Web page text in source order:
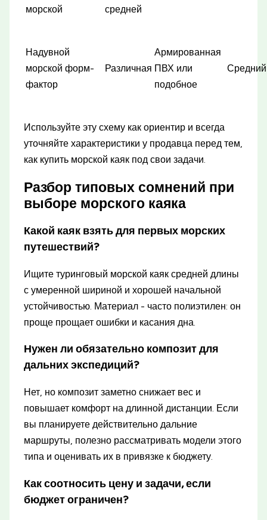
морской средней
Надувной
морской форм-
фактор
Различная
Армированная
ПВХ или
подобное
Средний
Используйте эту схему как ориентир и всегда
уточняйте характеристики у продавца перед тем,
как купить морской каяк под свои задачи.
Разбор типовых сомнений при
выборе морского каяка
Какой каяк взять для первых морских
путешествий?
Ищите туринговый морской каяк средней длины
с умеренной шириной и хорошей начальной
устойчивостью. Материал - часто полиэтилен: он
проще прощает ошибки и касания дна.
Нужен ли обязательно композит для
дальних экспедиций?
Нет, но композит заметно снижает вес и
повышает комфорт на длинной дистанции. Если
вы планируете действительно дальние
маршруты, полезно рассматривать модели этого
типа и оценивать их в привязке к бюджету.
Как соотносить цену и задачи, если
бюджет ограничен?